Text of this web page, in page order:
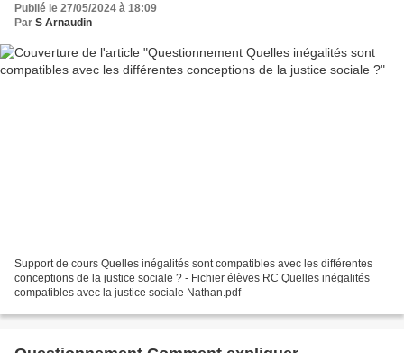
Publié le 27/05/2024 à 18:09
Par S Arnaudin
Support de cours Quelles inégalités sont compatibles avec les différentes
conceptions de la justice sociale ? - Fichier élèves RC Quelles inégalités
compatibles avec la justice sociale Nathan.pdf